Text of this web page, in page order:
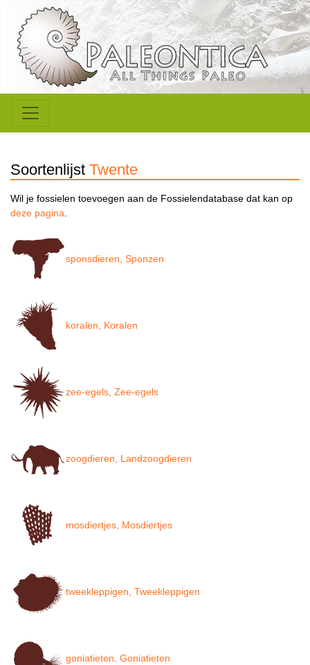
Soortenlijst Twente
Wil je fossielen toevoegen aan de Fossielendatabase dat kan op
deze pagina.
sponsdieren, Sponzen
koralen, Koralen
zee-egels, Zee-egels
zoogdieren, Landzoogdieren
mosdiertjes, Mosdiertjes
tweekleppigen, Tweekleppigen
goniatieten, Goniatieten